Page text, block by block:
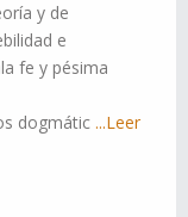
y de
e
fe y pésima
dogmátic ...Leer